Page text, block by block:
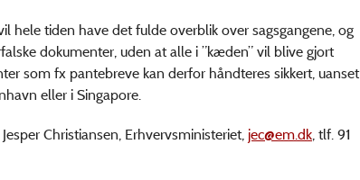
hele tiden have det fulde overblik over sagsgangene, og
dokumenter, uden at alle i ”kæden” vil blive gjort
som fx pantebreve kan derfor håndteres sikkert, uanset
eller i Singapore.
Christiansen, Erhvervsministeriet, jec@em.dk, tlf. 91